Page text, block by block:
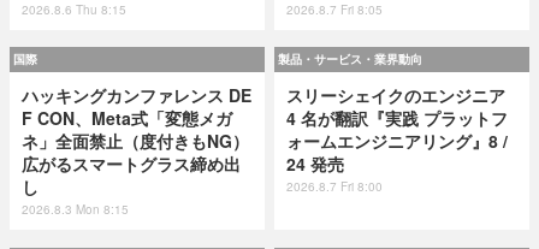
2026.8.6 Thu 8:15 2026.8.7 Fri 8:05
国際
ハッキングカンファレンス DE
F CON、Meta式「変態メガ
ネ」全面禁止（度付きもNG）
広がるスマートグラス締め出
し
2026.8.3 Mon 8:15
製品・サービス・業界動向
スリーシェイクのエンジニア
4 名が翻訳『実践 プラットフ
ォームエンジニアリング』8 /
24 発売
2026.8.7 Fri 8:00